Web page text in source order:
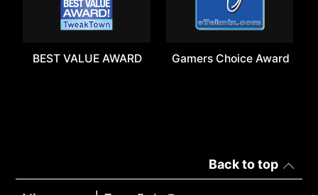
BEST VALUE AWARD Gamers Choice Award
Back to top